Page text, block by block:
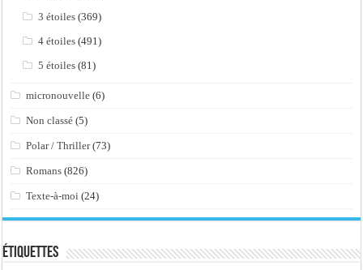
3 étoiles (369)
4 étoiles (491)
5 étoiles (81)
micronouvelle (6)
Non classé (5)
Polar / Thriller(73)
Romans (826)
Texte-à-moi (24)
Étiquettes